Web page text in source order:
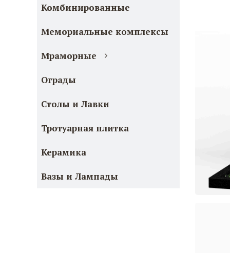
Комбинированные
Мемориальные комплексы
Мраморные
Ограды
Столы и Лавки
Тротуарная плитка
Керамика
Вазы и Лампады